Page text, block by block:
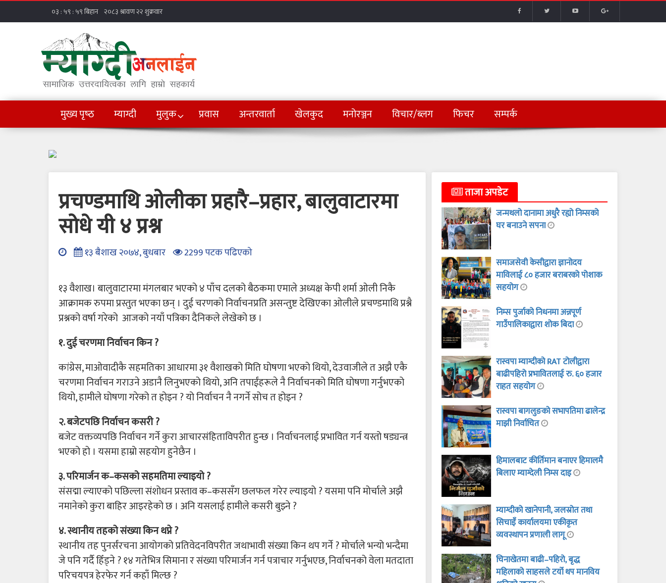
मुख्य पृष्‍ठ म्याग्दी मुलुक प्रवास अन्तरवार्ता खेलकुद मनोरञ्जन विचार/ब्लग फिचर सम्पर्क
प्रचण्डमाथि ओलीका प्रहारै–प्रहार, बालुवाटारमा
सोधे यी ४ प्रश्न
१३ बैशाख २०७४, बुधबार 2299 पटक पढिएको
१३ वैशाख। बालुवाटारमा मंगलबार भएको ४ पाँच दलको बैठकमा एमाले अध्यक्ष केपी शर्मा ओली निकै
आक्रामक रुपमा प्रस्तुत भएका छन् । दुई चरणको निर्वाचनप्रति असन्तुष्ट देखिएका ओलीले प्रचण्डमाथि प्रश्नै
प्रश्नको वर्षा गरेको आजको नयाँ पत्रिका दैनिकले लेखेको छ ।
१. दुई चरणमा निर्वाचन किन ?
कांग्रेस, माओवादीकै सहमतिका आधारमा ३१ वैशाखको मिति घोषणा भएको थियो, देउवाजीले त अझै एकै
चरणमा निर्वाचन गराउने अडानै लिनुभएको थियो, अनि तपाईंहरूले नै निर्वाचनको मिति घोषणा गर्नुभएको
थियो, हामीले घोषणा गरेको त होइन ? यो निर्वाचन नै नगर्ने सोच त होइन ?
२. बजेटपछि निर्वाचन कसरी ?
बजेट वक्तव्यपछि निर्वाचन गर्ने कुरा आचारसंहिताविपरीत हुन्छ । निर्वाचनलाई प्रभावित गर्न यस्तो षड्यन्त्र
भएको हो । यसमा हाम्रो सहयोग हुनेछैन ।
३. परिमार्जन क–कसको सहमतिमा ल्याइयो ?
संसद्मा ल्याएको पछिल्ला संशोधन प्रस्ताव क–कससँग छलफल गरेर ल्याइयो ? यसमा पनि मोर्चाले अझै
नमानेको कुरा बाहिर आइरहेको छ । अनि यसलाई हामीले कसरी बुझ्ने ?
४. स्थानीय तहको संख्या किन थप्ने ?
स्थानीय तह पुनर्संरचना आयोगको प्रतिवेदनविपरीत जथाभावी संख्या किन थप गर्ने ? मोर्चाले भन्यो भन्दैमा
जे पनि गर्दै हिँड्ने ? १४ गतेभित्र सिमाना र संख्या परिमार्जन गर्न पत्राचार गर्नुभएछ, निर्वाचनको वेला मतदाता
परिचयपत्र हेरफेर गर्न कहाँ मिल्छ ?
ताजा अपडेट
जन्मथलो दानामा अधुरै रह्यो निम्सको
घर बनाउने सपना
समाजसेवी केसीद्वारा ज्ञानोदय
माविलाई ८० हजार बराबरको पोशाक
सहयोग
निम्स पुर्जाको निधनमा अन्नपूर्ण
गाउँपालिकाद्वारा शोक बिदा
रास्वपा म्याग्दीको RAT टोलीद्वारा
बाढीपहिरो प्रभावितलाई रु. ६० हजार
राहत सहयोग
रास्वपा बागलुङको सभापतिमा ढालेन्द्र
माझी निर्वाचित
हिमालबाट कीर्तिमान बनाएर हिमालमै
बिलाए म्याग्देली निम्स दाइ
म्याग्दीको खानेपानी, जलस्रोत तथा
सिचाइँ कार्यालयमा एकीकृत
व्यवस्थापन प्रणाली लागू
चिनाखेतमा बाढी–पहिरो, बृद्ध
महिलाको साहसले टर्यो थप मानविय